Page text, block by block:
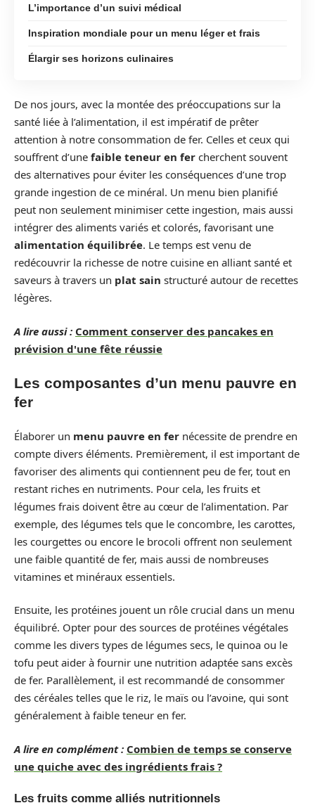
L’importance d’un suivi médical
Inspiration mondiale pour un menu léger et frais
Élargir ses horizons culinaires
De nos jours, avec la montée des préoccupations sur la
santé liée à l’alimentation, il est impératif de prêter
attention à notre consommation de fer. Celles et ceux qui
souffrent d’une faible teneur en fer cherchent souvent
des alternatives pour éviter les conséquences d’une trop
grande ingestion de ce minéral. Un menu bien planifié
peut non seulement minimiser cette ingestion, mais aussi
intégrer des aliments variés et colorés, favorisant une
alimentation équilibrée. Le temps est venu de
redécouvrir la richesse de notre cuisine en alliant santé et
saveurs à travers un plat sain structuré autour de recettes
légères.
A lire aussi : Comment conserver des pancakes en
prévision d'une fête réussie
Les composantes d’un menu pauvre en
fer
Élaborer un menu pauvre en fer nécessite de prendre en
compte divers éléments. Premièrement, il est important de
favoriser des aliments qui contiennent peu de fer, tout en
restant riches en nutriments. Pour cela, les fruits et
légumes frais doivent être au cœur de l’alimentation. Par
exemple, des légumes tels que le concombre, les carottes,
les courgettes ou encore le brocoli offrent non seulement
une faible quantité de fer, mais aussi de nombreuses
vitamines et minéraux essentiels.
Ensuite, les protéines jouent un rôle crucial dans un menu
équilibré. Opter pour des sources de protéines végétales
comme les divers types de légumes secs, le quinoa ou le
tofu peut aider à fournir une nutrition adaptée sans excès
de fer. Parallèlement, il est recommandé de consommer
des céréales telles que le riz, le maïs ou l’avoine, qui sont
généralement à faible teneur en fer.
A lire en complément : Combien de temps se conserve
une quiche avec des ingrédients frais ?
Les fruits comme alliés nutritionnels